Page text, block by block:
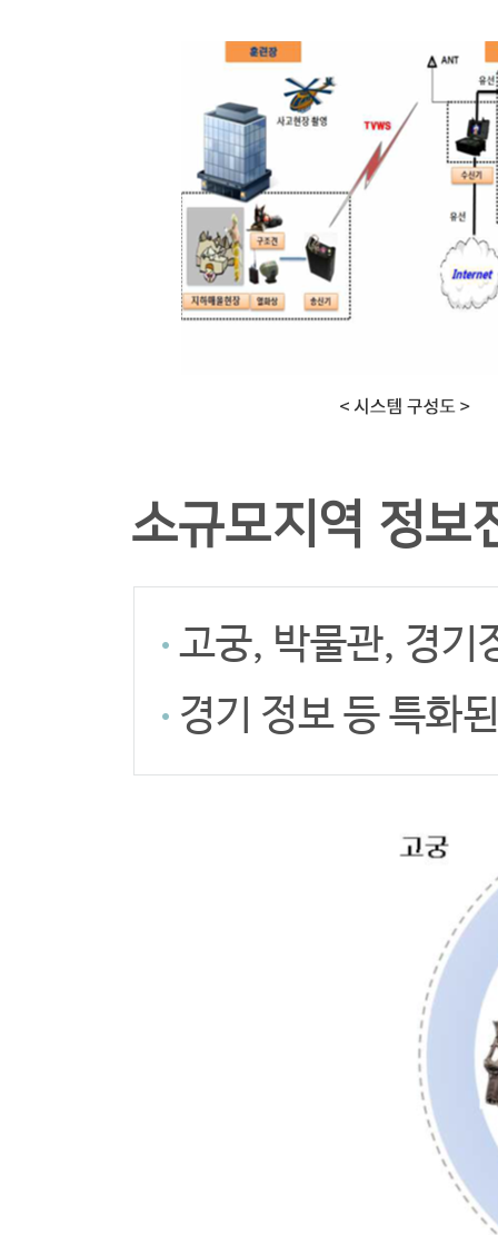
소규모지역 정보
고궁, 박물관, 경기
경기 정보 등 특화